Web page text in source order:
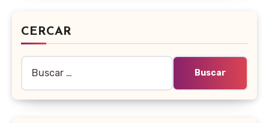
CERCAR